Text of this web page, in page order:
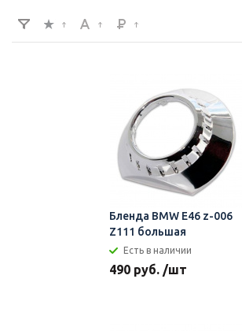
Бленда BMW E46 z-006
Z111 большая
Есть в наличии
490 руб. /шт